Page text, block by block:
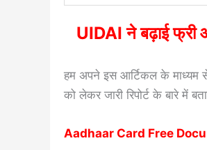
UIDAI ने बढ़ाई फ्री
हम अपने इस आर्टिकल के माध्यम
को लेकर जारी रिपोर्ट के बारे में
Aadhaar Card Free